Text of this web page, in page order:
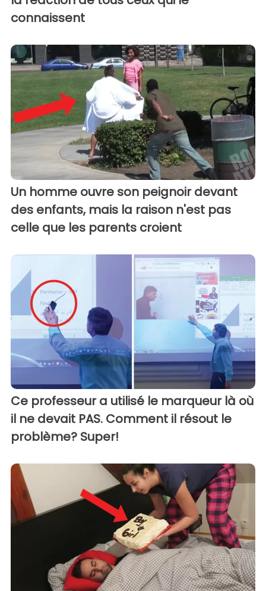
connaissent
Un homme ouvre son peignoir devant
des enfants, mais la raison n'est pas
celle que les parents croient
Ce professeur a utilisé le marqueur là où
il ne devait PAS. Comment il résout le
problème? Super!